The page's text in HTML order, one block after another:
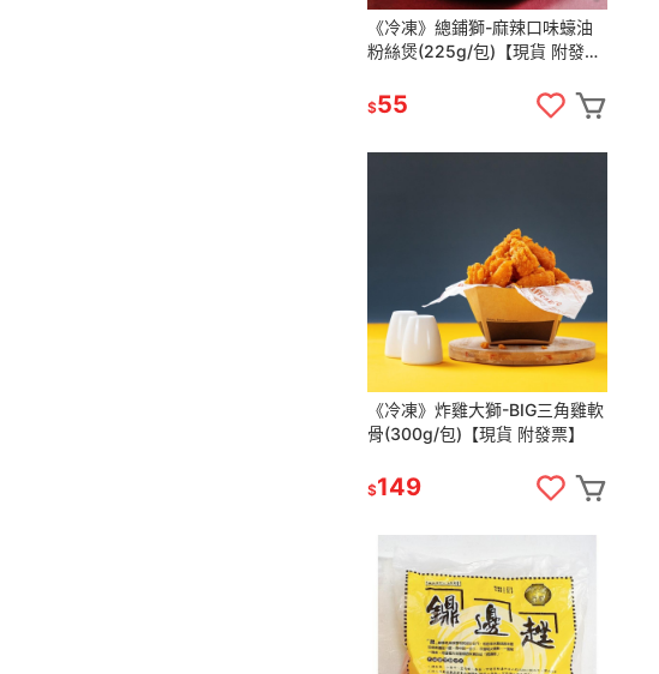
《冷凍》總鋪獅-麻辣口味蠔油
粉絲煲(225g/包)【現貨 附發
$55
《冷凍》炸雞大獅-BIG三角雞軟
骨(300g/包)【現貨 附發票】
$149